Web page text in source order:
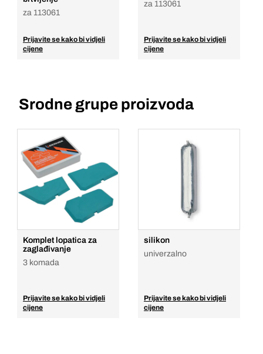
za 113061
Prijavite se kako bi vidjeli
cijene
za 113061
Prijavite se kako bi vidjeli
cijene
Srodne grupe proizvoda
Komplet lopatica za
zaglađivanje
3 komada
Prijavite se kako bi vidjeli
cijene
silikon
univerzalno
Prijavite se kako bi vidjeli
cijene